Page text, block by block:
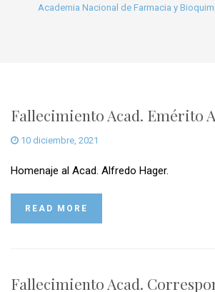
Academia Nacional de Farmacia y
Fallecimiento Acad. Emérito
10 diciembre, 2021
Homenaje al Acad. Alfredo Hager.
READ MORE
Fallecimiento Acad.